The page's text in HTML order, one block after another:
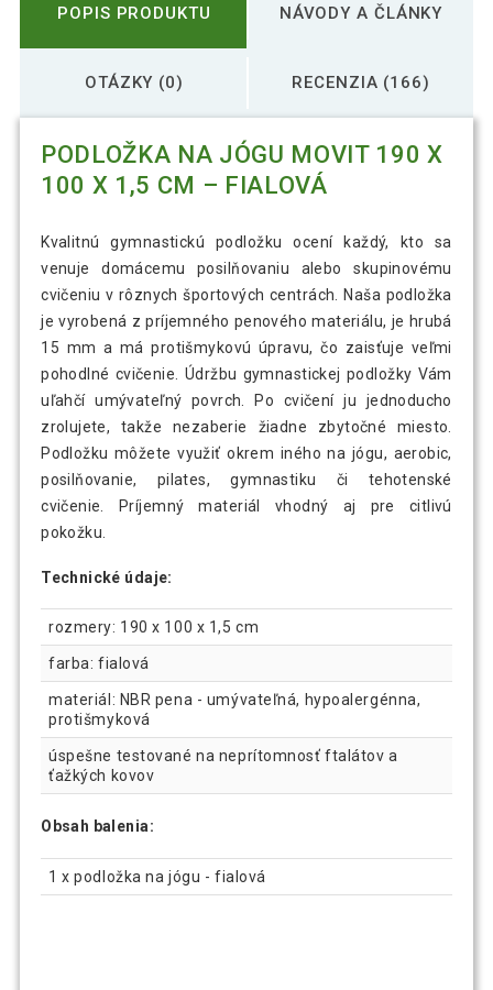
POPIS PRODUKTU NÁVODY A ČLÁNKY
OTÁZKY (0) RECENZIA (166)
PODLOŽKA NA JÓGU MOVIT 190 X
100 X 1,5 CM – FIALOVÁ
Kvalitnú gymnastickú podložku ocení každý, kto sa
venuje domácemu posilňovaniu alebo skupinovému
cvičeniu v rôznych športových centrách. Naša podložka
je vyrobená z príjemného penového materiálu, je hrubá
15 mm a má protišmykovú úpravu, čo zaisťuje veľmi
pohodlné cvičenie. Údržbu gymnastickej podložky Vám
uľahčí umývateľný povrch. Po cvičení ju jednoducho
zrolujete, takže nezaberie žiadne zbytočné miesto.
Podložku môžete využiť okrem iného na jógu, aerobic,
posilňovanie, pilates, gymnastiku či tehotenské
cvičenie. Príjemný materiál vhodný aj pre citlivú
pokožku.
Technické údaje:
rozmery: 190 x 100 x 1,5 cm
farba: fialová
materiál: NBR pena - umývateľná, hypoalergénna,
protišmyková
úspešne testované na neprítomnosť ftalátov a
ťažkých kovov
Obsah balenia:
1 x podložka na jógu - fialová